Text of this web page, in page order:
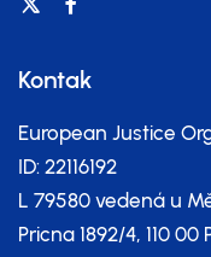
Kontak
European Justice
ID: 22116192
L 79580 vedená u
Pricna 1892/4, 110